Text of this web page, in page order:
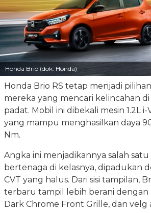
Honda Brio (dok. Honda)
Honda Brio RS tetap menjadi
mereka yang mencari kelincahan
padat. Mobil ini dibekali mesin 1.2L i-
yang mampu menghasilkan daya
Nm.
Angka ini menjadikannya salah
bertenaga di kelasnya, dipadukan
CVT yang halus. Dari sisi tampilan,
terbaru tampil lebih berani dengan
Dark Chrome Front Grille, dan velg